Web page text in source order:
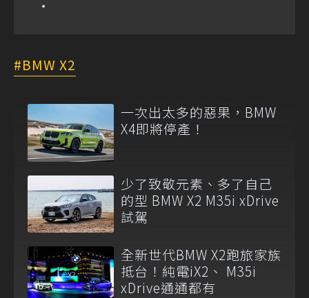
BMW X2
一次出太多的惡果，BMW
X4即將停產！
少了致敬元素、多了自己
的型 BMW X2 M35i xDrive
試駕
全新世代BMW X2跑旅家族
抵台！純電iX2、 M35i
xDrive通通都有